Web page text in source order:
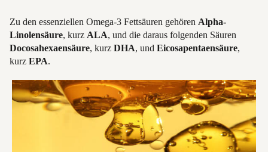
Zu den essenziellen Omega-3 Fettsäuren gehören Alpha-
Linolensäure, kurz ALA, und die daraus folgenden Säuren
Docosahexaensäure, kurz DHA, und Eicosapentaensäure,
kurz EPA.